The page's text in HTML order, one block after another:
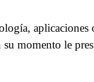
su momento le